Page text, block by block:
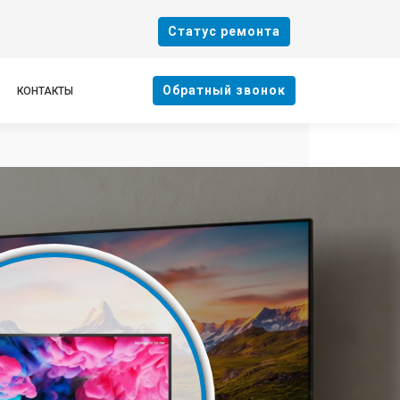
Cтатус ремонта
КОНТАКТЫ Oбратный звонок